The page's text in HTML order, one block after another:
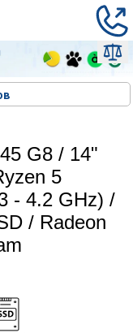
G8 / 14"
5
- 4.2 GHz) /
/ Radeon